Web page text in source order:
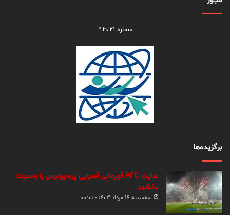
شماره ۹۴۰۲۱
برگزیده‌ها
سایت AFC قهرمانی آسیایی پرسپولیس را رسمیت
بخشید
سه‌شنبه ۱۶ مرداد ۱۴۰۳ - ۰۰:۰۱